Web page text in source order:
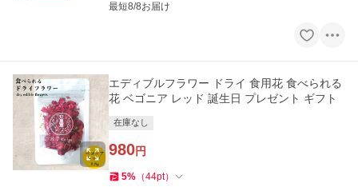
最短8/8お届け
エディブルフラワー ドライ 食用花 食べられる
花 ベゴニア レッド 誕生日 プレゼント ギフト
在庫なし
980円
5% （44pt）